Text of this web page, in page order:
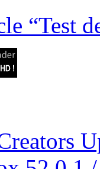
“Test